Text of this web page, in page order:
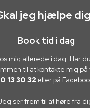
jeg hjælpe
Book tid i dag
mig allerede i dag. Har
til at kontakte mig
13 30 32 eller på
ser frem til at høre fra